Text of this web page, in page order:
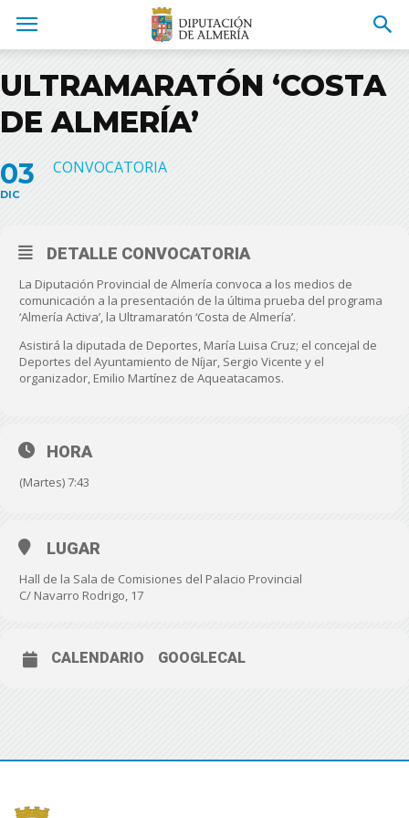
ULTRAMARATÓN ‘COSTA
DE ALMERÍA’
03
DIC
CONVOCATORIA
DETALLE CONVOCATORIA
La Diputación Provincial de Almería convoca a los medios de
comunicación a la presentación de la última prueba del programa
‘Almería Activa’, la Ultramaratón ‘Costa de Almería’.
Asistirá la diputada de Deportes, María Luisa Cruz; el concejal de
Deportes del Ayuntamiento de Níjar, Sergio Vicente y el
organizador, Emilio Martínez de Aqueatacamos.
HORA
(Martes) 7:43
LUGAR
Hall de la Sala de Comisiones del Palacio Provincial
C/ Navarro Rodrigo, 17
CALENDARIO GOOGLECAL